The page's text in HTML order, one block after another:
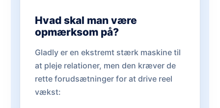
Hvad skal man være
opmærksom på?
Gladly er en ekstremt stærk maskine til
at pleje relationer, men den kræver de
rette forudsætninger for at drive reel
vækst: